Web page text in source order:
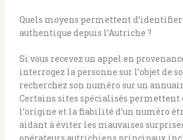
Quels moyens permettent d’identifier
authentique depuis l’Autriche ?
Si vous recevez un appel en
interrogez la personne sur l’objet de
recherchez son numéro sur un
Certains sites spécialisés
l’origine et la fiabilité d’un numéro
aidant à éviter les mauvaises